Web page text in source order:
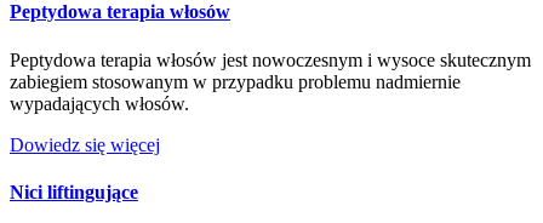
Peptydowa terapia włosów
Peptydowa terapia włosów jest nowoczesnym i wysoce skutecznym
zabiegiem stosowanym w przypadku problemu nadmiernie
wypadających włosów.
Dowiedz się więcej
Nici liftingujące